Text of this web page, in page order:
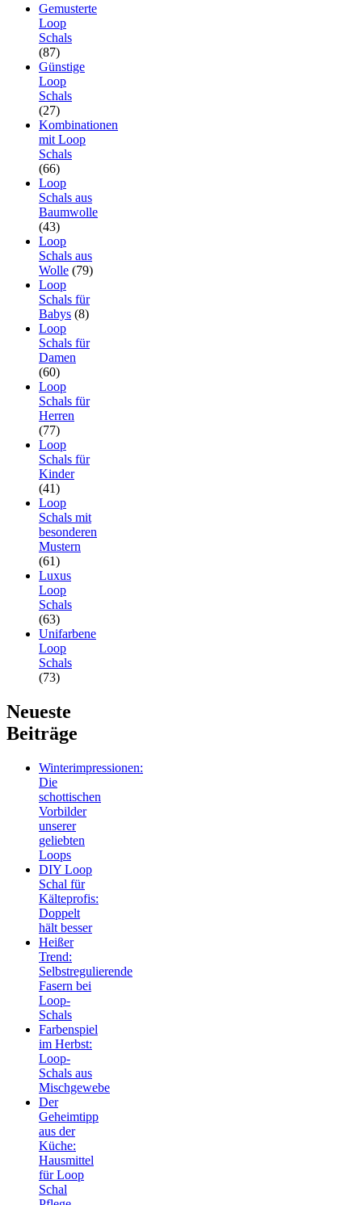
Gemusterte
Loop
Schals
(87)
Günstige
Loop
Schals
(27)
Kombinationen
mit Loop
Schals
(66)
Loop
Schals aus
Baumwolle
(43)
Loop
Schals aus
Wolle (79)
Loop
Schals für
Babys (8)
Loop
Schals für
Damen
(60)
Loop
Schals für
Herren
(77)
Loop
Schals für
Kinder
(41)
Loop
Schals mit
besonderen
Mustern
(61)
Luxus
Loop
Schals
(63)
Unifarbene
Loop
Schals
(73)
Neueste
Beiträge
Winterimpressionen:
Die
schottischen
Vorbilder
unserer
geliebten
Loops
DIY Loop
Schal für
Kälteprofis:
Doppelt
hält besser
Heißer
Trend:
Selbstregulierende
Fasern bei
Loop-
Schals
Farbenspiel
im Herbst:
Loop-
Schals aus
Mischgewebe
Der
Geheimtipp
aus der
Küche:
Hausmittel
für Loop
Schal